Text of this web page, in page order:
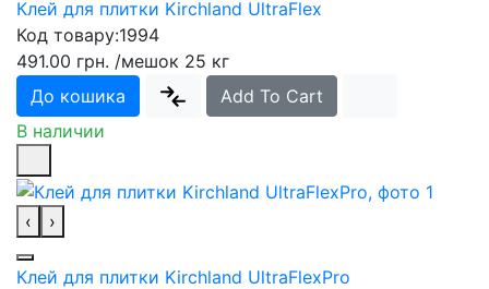
Клей для плитки Kirchland UltraFlex
Код товару:1994
491.00 грн. /мешок 25 кг
До кошика
Add To Cart
В наличии
‹ ›
Клей для плитки Kirchland UltraFlexPro